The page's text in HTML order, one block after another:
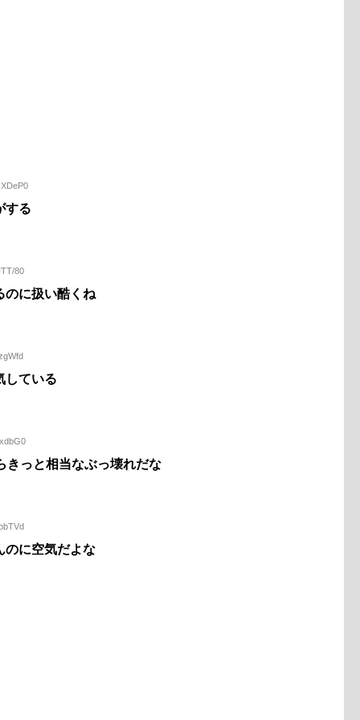
する
80
のに扱い酷くね
している
きっと相当なぶっ壊れだな
のに空気だよな